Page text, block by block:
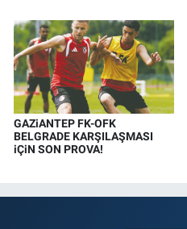
GAZiANTEP FK-OFK
BELGRADE KARŞILAŞMASI
iÇiN SON PROVA!